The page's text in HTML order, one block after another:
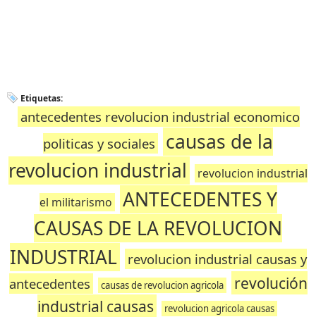
Etiquetas:
antecedentes revolucion industrial economico
politicas y sociales
causas de la
revolucion industrial
revolucion industrial
el militarismo
ANTECEDENTES Y
CAUSAS DE LA REVOLUCION
INDUSTRIAL
revolucion industrial causas y
antecedentes
causas de revolucion agricola
revolución
industrial causas
revolucion agricola causas